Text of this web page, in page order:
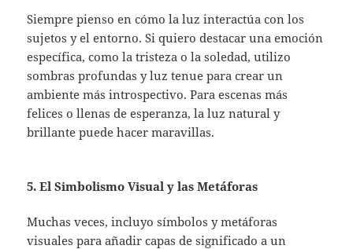
Siempre pienso en cómo la luz interactúa con los
sujetos y el entorno. Si quiero destacar una emoción
específica, como la tristeza o la soledad, utilizo
sombras profundas y luz tenue para crear un
ambiente más introspectivo. Para escenas más
felices o llenas de esperanza, la luz natural y
brillante puede hacer maravillas.
5. El Simbolismo Visual y las Metáforas
Muchas veces, incluyo símbolos y metáforas
visuales para añadir capas de significado a un